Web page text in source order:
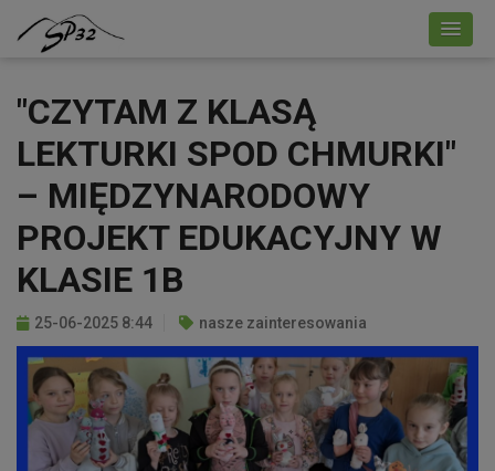
"CZYTAM Z KLASĄ
LEKTURKI SPOD CHMURKI"
– MIĘDZYNARODOWY
PROJEKT EDUKACYJNY W
KLASIE 1B
25-06-2025 8:44 nasze zainteresowania